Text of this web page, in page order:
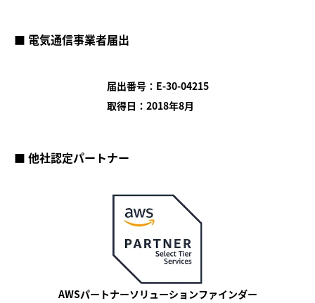
■ 電気通信事業者届出
届出番号：E-30-04215
取得日：2018年8月
■ 他社認定パートナー
AWSパートナーソリューションファインダー